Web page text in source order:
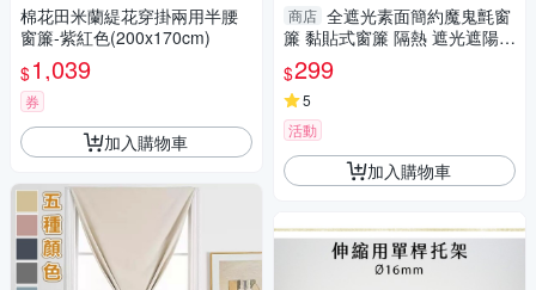
棉花田米蘭緹花穿掛兩用半腰
窗簾-紫紅色(200x170cm)
$1,039
券
加入購物車
商店 全遮光素面簡約魔鬼氈窗
簾 黏貼式窗簾 隔熱 遮光遮陽
窗簾布 門簾 不透光
$299
5
活動
加入購物車